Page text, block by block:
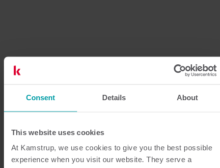
Consent Details About
This website uses cookies
At Kamstrup, we use cookies to give you the best possible
experience when you visit our website. They serve a